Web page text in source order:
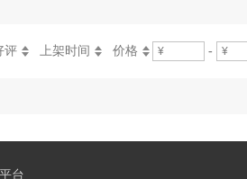
评 上架时间 价格 -
台